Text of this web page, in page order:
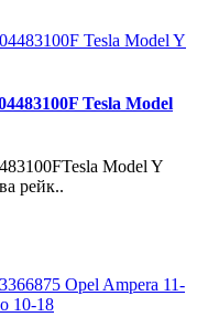
Tesla Model
Model Y
рейк..